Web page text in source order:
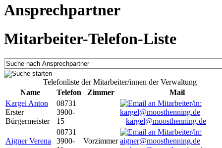
Ansprechpartner
Mitarbeiter-Telefon-Liste
Telefonliste der Mitarbeiter/innen der Verwaltung
Name
Telefon Zimmer
Mail
Kargel Anton
Erster
Bürgermeister
08731
3900-
15
kargel@moosthenning.de
Aigner Verena
08731
3900-
Vorzimmer